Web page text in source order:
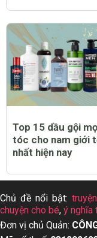
Top 15 dầu gội
tóc cho nam giới
nhất hiện nay
Chủ đề nổi bật:
chuyện cho bé, ý nghĩa
Đơn vị chủ Quản: